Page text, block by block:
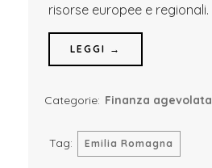
risorse europee e regionali.
LEGGI →
Categorie: Finanza agevolata
Tag: Emilia Romagna